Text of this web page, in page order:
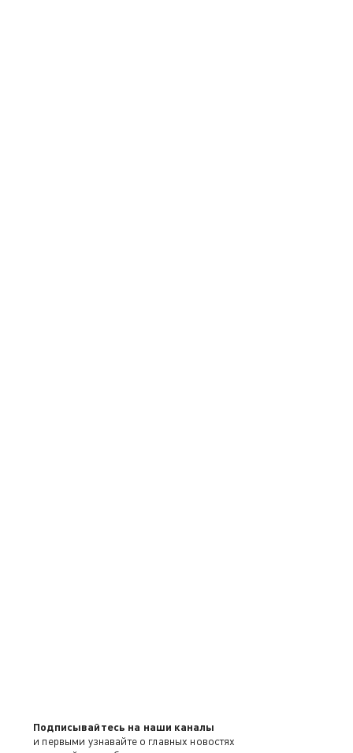
Подписывайтесь на наши каналы
и первыми узнавайте о главных новостях